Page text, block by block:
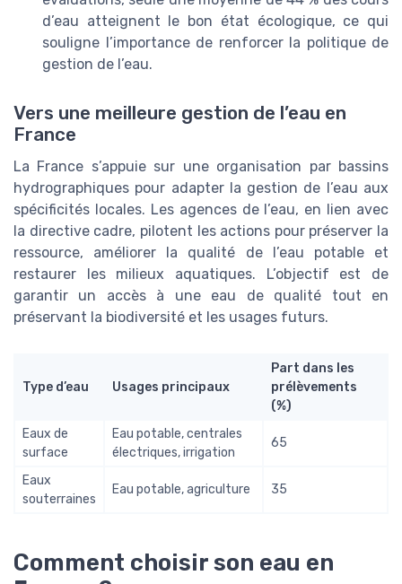
d’eau atteignent le bon état écologique, ce qui
souligne l’importance de renforcer la politique de
gestion de l’eau.
Vers une meilleure gestion de l’eau en
France
La France s’appuie sur une organisation par bassins
hydrographiques pour adapter la gestion de l’eau aux
spécificités locales. Les agences de l’eau, en lien avec
la directive cadre, pilotent les actions pour préserver la
ressource, améliorer la qualité de l’eau potable et
restaurer les milieux aquatiques. L’objectif est de
garantir un accès à une eau de qualité tout en
préservant la biodiversité et les usages futurs.
Type d’eau Usages principaux
Part dans les
prélèvements
(%)
Eaux de
surface
Eau potable, centrales
électriques, irrigation
65
Eaux
souterraines
Eau potable, agriculture 35
Comment choisir son eau en